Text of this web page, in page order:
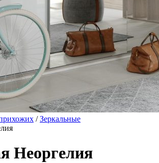
/Зеркальные
Неоргелия